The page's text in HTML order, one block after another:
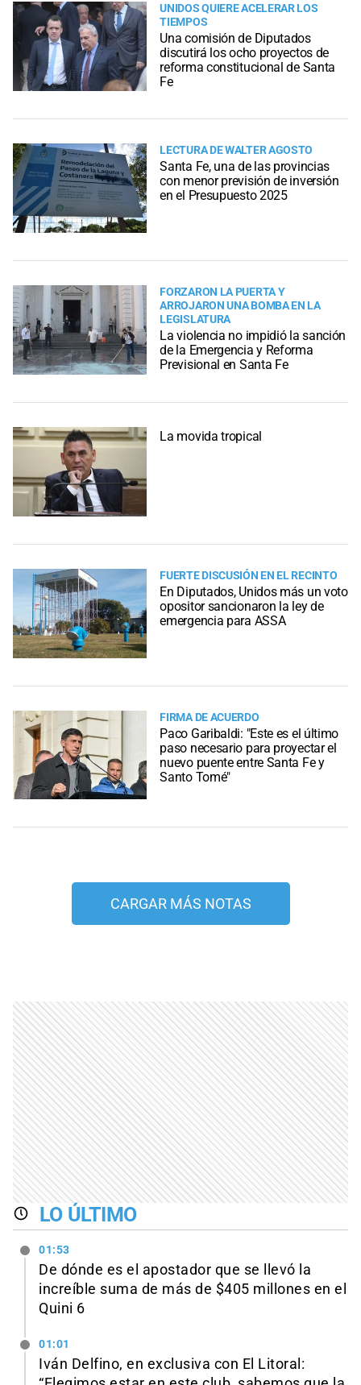
UNIDOS QUIERE ACELERAR LOS
TIEMPOS
Una comisión de Diputados
discutirá los ocho proyectos de
reforma constitucional de Santa
Fe
LECTURA DE WALTER AGOSTO
Santa Fe, una de las provincias
con menor previsión de inversión
en el Presupuesto 2025
FORZARON LA PUERTA Y
ARROJARON UNA BOMBA EN LA
LEGISLATURA
La violencia no impidió la sanción
de la Emergencia y Reforma
Previsional en Santa Fe
La movida tropical
FUERTE DISCUSIÓN EN EL RECINTO
En Diputados, Unidos más un voto
opositor sancionaron la ley de
emergencia para ASSA
FIRMA DE ACUERDO
Paco Garibaldi: "Este es el último
paso necesario para proyectar el
nuevo puente entre Santa Fe y
Santo Tomé"
CARGAR MÁS NOTAS
LO ÚLTIMO
01:53
De dónde es el apostador que se llevó la
increíble suma de más de $405 millones en el
Quini 6
01:01
Iván Delfino, en exclusiva con El Litoral: